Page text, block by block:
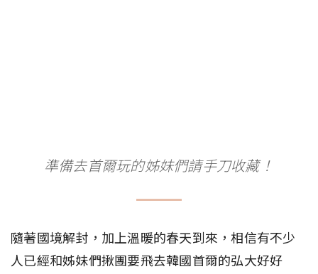
準備去首爾玩的姊妹們請手刀收藏！
隨著國境解封，加上溫暖的春天到來，相信有不少
人已經和姊妹們揪團要飛去韓國首爾的弘大好好